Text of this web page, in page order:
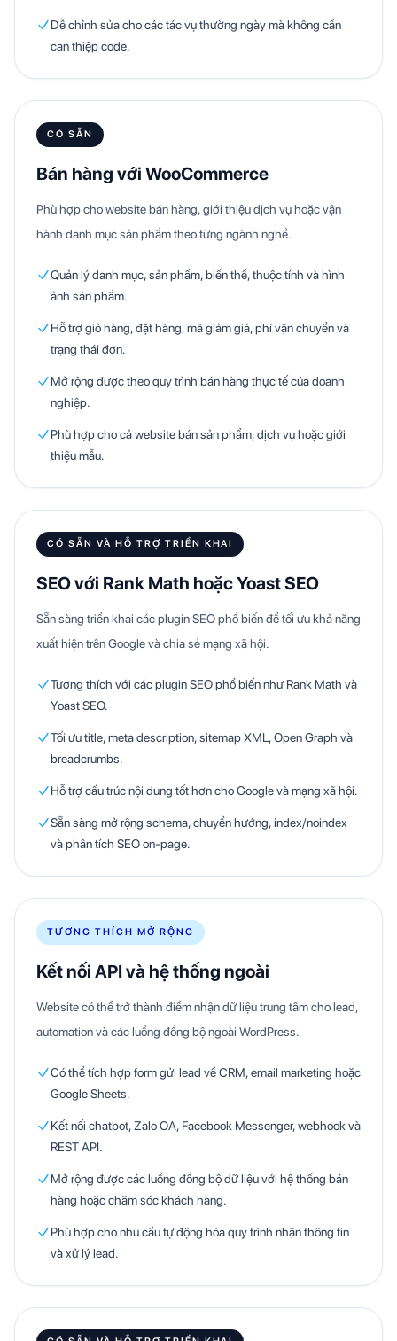
Dễ chỉnh sửa cho các tác vụ thường ngày mà không cần
can thiệp code.
CÓ SẴN
Bán hàng với WooCommerce
Phù hợp cho website bán hàng, giới thiệu dịch vụ hoặc vận
hành danh mục sản phẩm theo từng ngành nghề.
Quản lý danh mục, sản phẩm, biến thể, thuộc tính và hình
ảnh sản phẩm.
Hỗ trợ giỏ hàng, đặt hàng, mã giảm giá, phí vận chuyển và
trạng thái đơn.
Mở rộng được theo quy trình bán hàng thực tế của doanh
nghiệp.
Phù hợp cho cả website bán sản phẩm, dịch vụ hoặc giới
thiệu mẫu.
CÓ SẴN VÀ HỖ TRỢ TRIỂN KHAI
SEO với Rank Math hoặc Yoast SEO
Sẵn sàng triển khai các plugin SEO phổ biến để tối ưu khả năng
xuất hiện trên Google và chia sẻ mạng xã hội.
Tương thích với các plugin SEO phổ biến như Rank Math và
Yoast SEO.
Tối ưu title, meta description, sitemap XML, Open Graph và
breadcrumbs.
Hỗ trợ cấu trúc nội dung tốt hơn cho Google và mạng xã hội.
Sẵn sàng mở rộng schema, chuyển hướng, index/noindex
và phân tích SEO on-page.
TƯƠNG THÍCH MỞ RỘNG
Kết nối API và hệ thống ngoài
Website có thể trở thành điểm nhận dữ liệu trung tâm cho lead,
automation và các luồng đồng bộ ngoài WordPress.
Có thể tích hợp form gửi lead về CRM, email marketing hoặc
Google Sheets.
Kết nối chatbot, Zalo OA, Facebook Messenger, webhook và
REST API.
Mở rộng được các luồng đồng bộ dữ liệu với hệ thống bán
hàng hoặc chăm sóc khách hàng.
Phù hợp cho nhu cầu tự động hóa quy trình nhận thông tin
và xử lý lead.